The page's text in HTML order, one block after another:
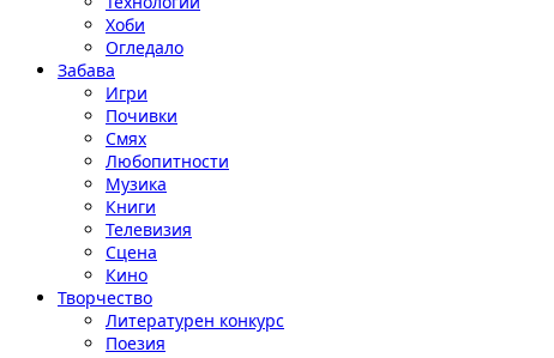
Хоби
Огледало
Забава
Игри
Почивки
Смях
Любопитности
Музика
Книги
Телевизия
Сцена
Кино
Творчество
Литературен конкурс
Поезия